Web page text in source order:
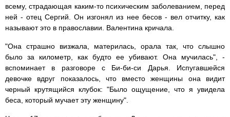
всему, страдающая каким-то психическим заболеванием, перед
ней - отец Сергий. Он изгонял из нее бесов - вел отчитку, как
называют это в православии. Валентина кричала.
"Она страшно визжала, материлась, орала так, что слышно
было за километр, как будто ее убивают. Она мучилась", -
вспоминает в разговоре с Би-би-си Дарья. Испугавшейся
девочке вдруг показалось, что вместо женщины она видит
черный крутящийся клубок: "Было ощущение, что я увидела
беса, который мучает эту женщину".